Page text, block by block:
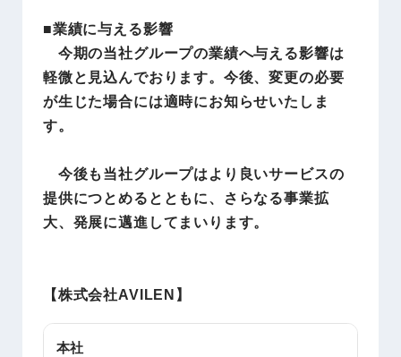
■業績に与える影響
今期の当社グループの業績へ与える影響は
軽微と見込んでおります。今後、変更の必要
が生じた場合には適時にお知らせいたしま
す。
今後も当社グループはより良いサービスの
提供につとめるとともに、さらなる事業拡
大、発展に邁進してまいります。
【株式会社AVILEN 】
本社